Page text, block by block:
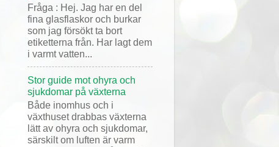
Fråga : Hej. Jag har en del
fina glasflaskor och burkar
som jag försökt ta bort
etiketterna från. Har lagt dem
i varmt vatten...
Stor guide mot ohyra och
sjukdomar på växterna
Både inomhus och i
växthuset drabbas växterna
lätt av ohyra och sjukdomar,
särskilt om luften är varm